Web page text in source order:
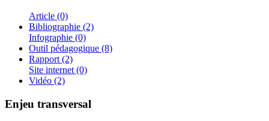
Article (0)
Bibliographie (2)
Infographie (0)
Outil pédagogique (8)
Rapport (2)
Site internet (0)
Vidéo (2)
Enjeu transversal